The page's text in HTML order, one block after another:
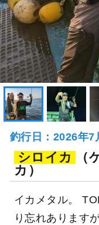
釣行日：2026年7
シロイカ
（
カ）
イカメタル。
り忘れあります